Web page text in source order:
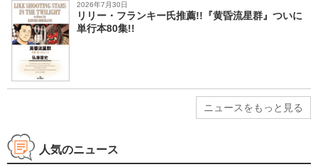
2026年7月30日
リリー・フランキー氏推薦!!『黄昏流星群』ついに
単行本80集!!
ニュースをもっと見る
人気のニュース